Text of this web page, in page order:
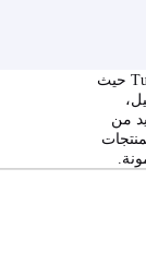
استمتعوا بتجربة تسوق فريدة في Tunisie Shopping حيث
من